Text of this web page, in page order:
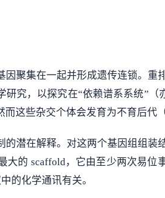
聚集在一起并形成遗传连锁。
究，以探究在“依赖谱系系统”
这些杂交个体会发育为不育后代
潜在解释。对这两个基因组组
的 scaffold，它由至少两次易
的化学通讯有关。